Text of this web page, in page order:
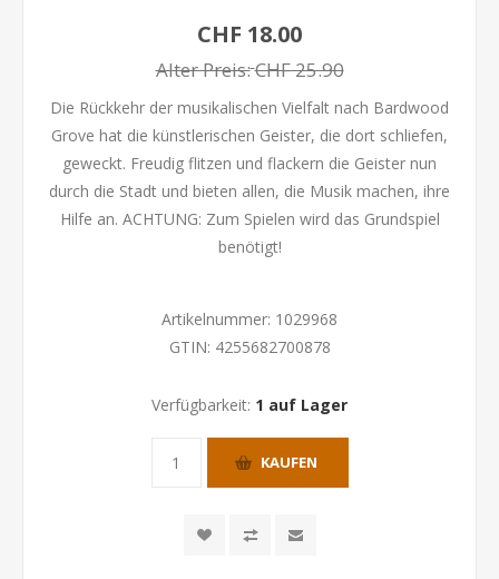
CHF 18.00
Alter Preis:CHF 25.90
Die Rückkehr der musikalischen Vielfalt nach Bardwood
Grove hat die künstlerischen Geister, die dort schliefen,
geweckt. Freudig flitzen und flackern die Geister nun
durch die Stadt und bieten allen, die Musik machen, ihre
Hilfe an. ACHTUNG: Zum Spielen wird das Grundspiel
benötigt!
Artikelnummer: 1029968
GTIN: 4255682700878
Verfügbarkeit: 1 auf Lager
KAUFEN